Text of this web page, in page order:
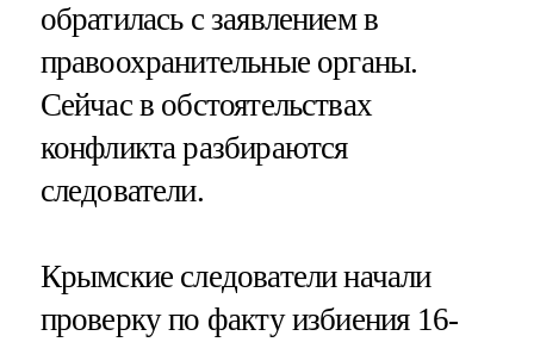
обратилась с заявлением в
правоохранительные органы.
Сейчас в обстоятельствах
конфликта разбираются
следователи.
Крымские следователи начали
проверку по факту избиения 16-